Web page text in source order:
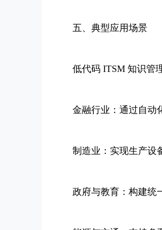
五、典型应用场景
低代码 ITSM 知识管理
金融行业：通过自动化
制造业：实现生产设备
政府与教育：构建统一